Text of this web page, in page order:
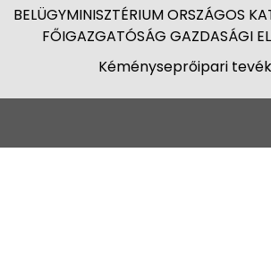
BELÜGYMINISZTÉRIUM ORSZÁGOS
FŐIGAZGATÓSÁG GAZDASÁGI
Kéményseprőipari